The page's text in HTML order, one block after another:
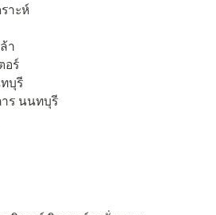
าะห์
า
อร์
บุรี
ร นนทบุรี